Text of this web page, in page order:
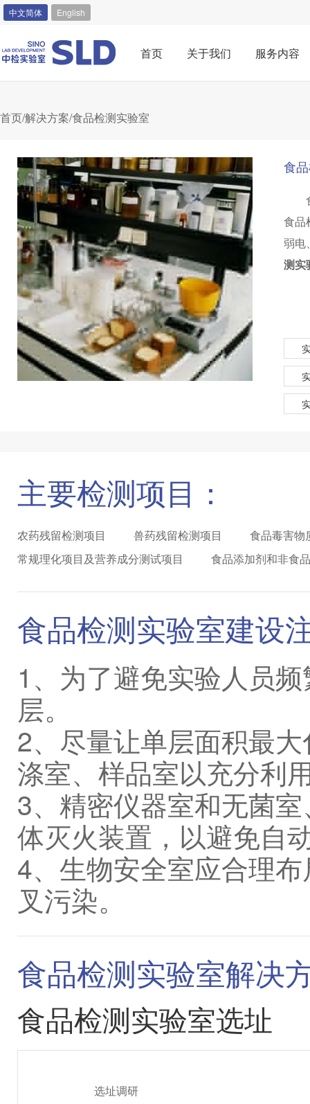
中文简体 English
首页 关于我们 服务内容
首页/解决方案/食品检测实验室
食
食品
弱电
测实
主要检测项目：
农药残留检测项目 兽药残留检测项目
食品毒害物
常规理化项目及营养成分测试项目
食品添加剂和非食
食品检测实验室建设
1、为了避免实验人员
层。
2、尽量让单层面积最
涤室、样品室以充分利
3、精密仪器室和无菌
体灭火装置，以避免自
4、生物安全室应合理
叉污染。
食品检测实验室解决
食品检测实验室选址
选址调研